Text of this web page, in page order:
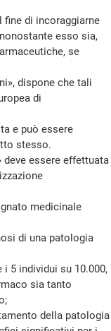
fine di incoraggiarne
esso sia,
se
dispone che tali
di
e può essere
stesso.
essere effettuata
medicinale
di una patologia
individui su 10.000,
sia tanto
della patologia